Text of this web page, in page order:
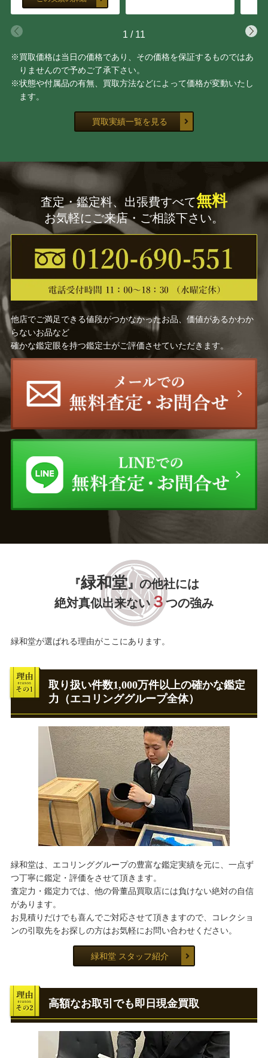
1 / 11
※買取価格は当日の価格であり、その価格を保証するものではあ
りませんので予めご了承下さい。
※状態や付属品の有無、買取方法などによって価格が変動いたし
ます。
買取実績一覧を見る
査定・鑑定料、出張費すべて無料
お気軽にご来店・ご相談下さい。
他店でご満足できる値段がつかなかったお品、価値があるかわか
らないお品など
確かな鑑定眼を持つ鑑定士がご評価させていただきます。
『緑和堂』の他社には
絶対真似出来ない ３つの強み
緑和堂が選ばれる理由がここにあります。
取り扱い件数1,000万件以上の確かな鑑定
力（エコリンググループ全体）
緑和堂は、エコリンググループの豊富な鑑定実績を元に、一点ず
つ丁寧に鑑定・評価をさせて頂きます。
査定力・鑑定力では、他の骨董品買取店には負けない絶対の自信
があります。
お見積りだけでも喜んでご対応させて頂きますので、コレクショ
ンの引取先をお探しの方はお気軽にお問い合わせください。
緑和堂 スタッフ紹介
高額なお取引でも即日現金買取